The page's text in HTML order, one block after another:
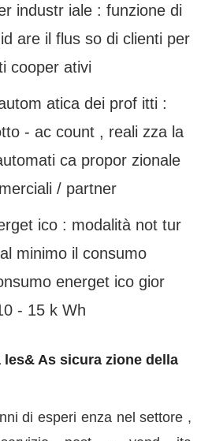
industr iale : funzione di
are il flus so di clienti per
cooper ativi
atica dei prof itti :
- ac count , reali zza la
ca propor zionale
/ partner
ico : modalità not tur
minimo il consumo
energet ico gior
- 15 k Wh
les& As sicura zione della
di esperi enza nel settore ,